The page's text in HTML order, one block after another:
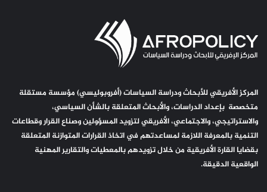
de
Lealtad
Casino
Online
المركز الأفريقي للأبحاث ودراسة السياسات (أفروبوليسي) مؤسسة مستقلة
متخصصة بإعداد الدراسات، والأبحاث المتعلقة بالشأن السياسي،
والاستراتيجي، والاجتماعي، الأفريقي لتزويد المسؤولين وصناع القرار وقطاعات
التنمية بالمعرفة اللازمة لمساعدتهم في اتخاذ القرارات المتوازنة المتعلقة
بقضايا القارة الأفريقية من خلال تزويدهم بالمعطيات والتقارير المهنية
الواقعية الدقيقة.